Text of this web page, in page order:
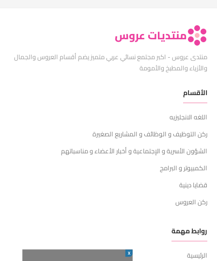
منتديات عروس
منتدى عروس - اكبر مجتمع نسائي عربي متميز يضم أقسام العروس والجمال
والأزياء والمطبخ والأمومة
الأقسام
اللغه الانجليزيه
ركن التوظيف و الوظائف و المشاريع الصغيرة
الشؤون الأسرية و الإجتماعية و أخبار الأعضاء و مناسباتهم
الكمبيوتر و البرامج
قضايا دينية
ركن العروس
روابط مهمة
الرئيسية X